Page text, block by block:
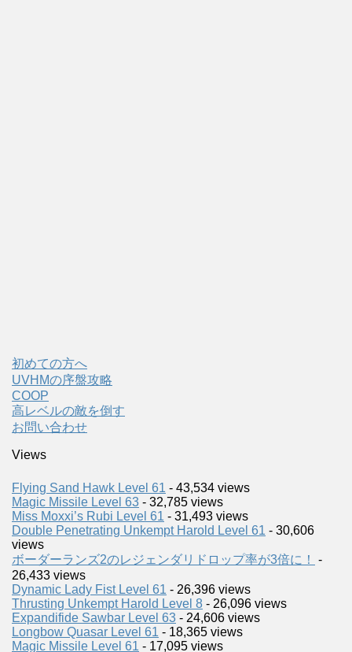
初めての方へ
UVHMの序盤攻略
COOP
高レベルの敵を倒す
お問い合わせ
Views
Flying Sand Hawk Level 61 - 43,534 views
Magic Missile Level 63 - 32,785 views
Miss Moxxi’s Rubi Level 61 - 31,493 views
Double Penetrating Unkempt Harold Level 61 - 30,606
views
ボーダーランズ2のレジェンダリドロップ率が3倍に！
-
26,433 views
Dynamic Lady Fist Level 61 - 26,396 views
Thrusting Unkempt Harold Level 8 - 26,096 views
Expandifide Sawbar Level 63 - 24,606 views
Longbow Quasar Level 61 - 18,365 views
Magic Missile Level 61 - 17,095 views